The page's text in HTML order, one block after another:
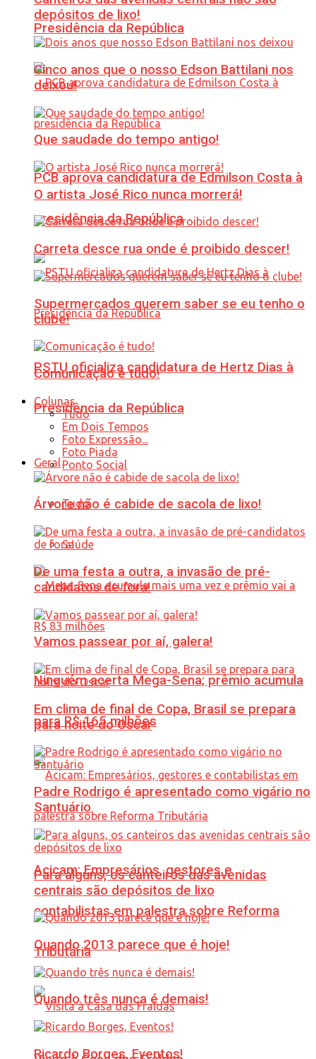
Presidência da República
PCB aprova candidatura de Edmilson Costa à
presidência da República
PSTU oficializa candidatura de Hertz Dias à
Presidência da República
Geral
Tudo
Saúde
Ninguém acerta Mega-Sena; prêmio acumula
para R$ 165 milhões
Acicam: Empresários, gestores e
contabilistas em palestra sobre Reforma
Tributária
depósitos de lixo!
Cinco anos que o nosso Edson Battilani nos
deixou!
Que saudade do tempo antigo!
O artista José Rico nunca morrerá!
Carreta desce rua onde é proibido descer!
Supermercados querem saber se eu tenho o
clube!
Comunicação é tudo!
Colunas
Tudo
Em Dois Tempos
Foto Expressão...
Foto Piada
Ponto Social
Árvore não é cabide de sacola de lixo!
De uma festa a outra, a invasão de pré-
candidatos de fora!
Vamos passear por aí, galera!
Em clima de final de Copa, Brasil se prepara
para noite do Oscar
Padre Rodrigo é apresentado como vigário no
Santuário
Para alguns, os canteiros das avenidas
centrais são depósitos de lixo
Quando 2013 parece que é hoje!
Quando três nunca é demais!
Ricardo Borges, Eventos!